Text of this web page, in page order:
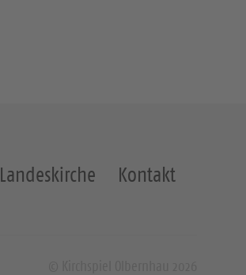
Landeskirche Kontakt